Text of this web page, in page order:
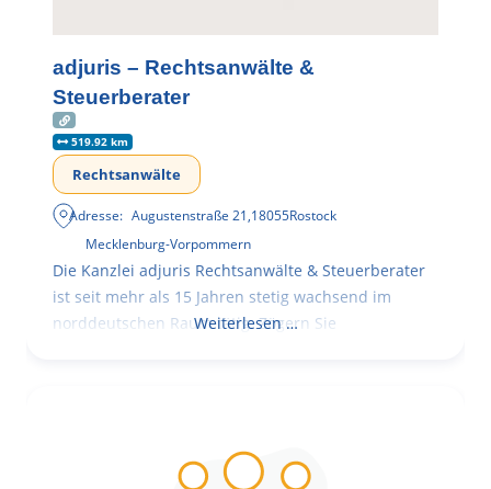
adjuris – Rechtsanwälte &
Steuerberater
519.92 km
Rechtsanwälte
Adresse: Augustenstraße 21,18055Rostock
Mecklenburg-Vorpommern
Die Kanzlei adjuris Rechtsanwälte & Steuerberater
ist seit mehr als 15 Jahren stetig wachsend im
norddeutschen Raum tätig. Zögern Sie
Weiterlesen …